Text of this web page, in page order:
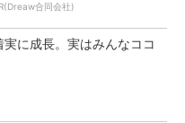
合同会社)
に成長。実はみんなココ